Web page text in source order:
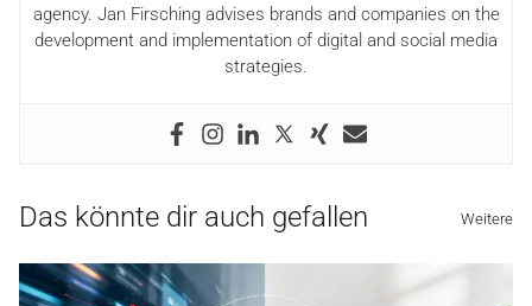
agency. Jan Firsching advises brands and companies on the
development and implementation of digital and social media
strategies.
Das könnte dir auch gefallen Weitere